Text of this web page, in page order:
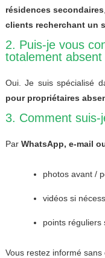
résidences secondaires
clients recherchant un
2. Puis-je vous
totalement absent
Oui. Je suis spécialisé
pour propriétaires
3. Comment suis-
Par WhatsApp, e-mail
photos avant /
vidéos si
points réguliers
Vous restez informé sans